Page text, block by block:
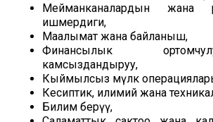
Мейманканалардын жана
ишмердиги,
Маалымат жана байланыш,
Финансылык
камсыздандыруу,
Кыймылсыз мүлк
Кесиптик, илимий жана
Билим берүү,